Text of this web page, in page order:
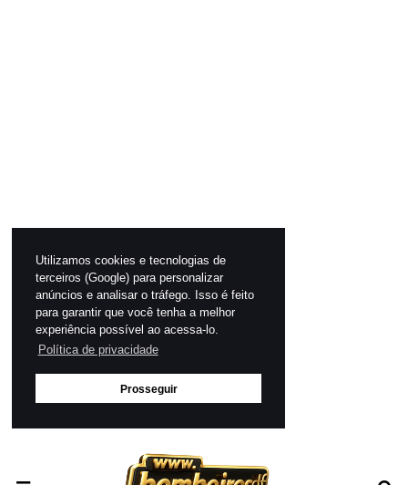
Utilizamos cookies e tecnologias de
terceiros (Google) para personalizar
anúncios e analisar o tráfego. Isso é feito
para garantir que você tenha a melhor
experiência possível ao acessa-lo.
Política de privacidade
Prosseguir